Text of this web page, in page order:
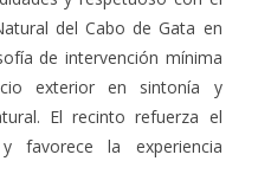
y respetuoso con el
del Cabo de Gata en
de intervención mínima
exterior en sintonía y
y favorece la experiencia